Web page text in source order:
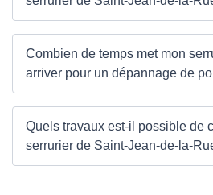
Combien de temps met mon
arriver pour un dépannage de
Quels travaux est-il possible de
serrurier de Saint-Jean-de-la-